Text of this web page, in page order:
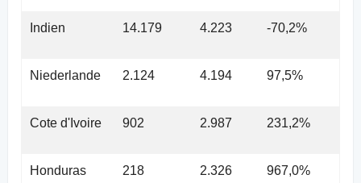
Indien 14.179 4.223 -70,2%
Niederlande 2.124 4.194 97,5%
Cote d'Ivoire 902 2.987 231,2%
Honduras 218 2.326 967,0%